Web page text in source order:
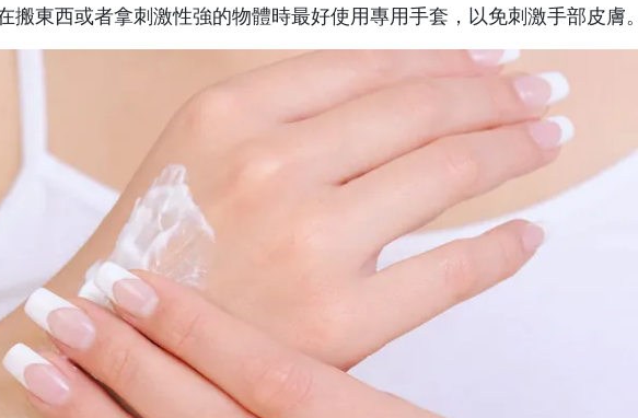
搬東西或者拿刺激性強的物體時最好使用專用手套，以免刺激手部皮膚。